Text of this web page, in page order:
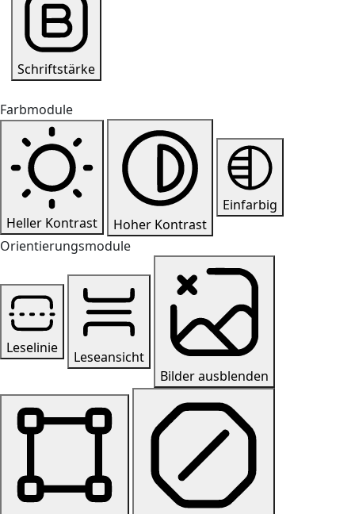
Schriftstärke
Farbmodule
Heller Kontrast Hoher Kontrast
Einfarbig
Orientierungsmodule
Leselinie
Leseansicht
Bilder ausblenden